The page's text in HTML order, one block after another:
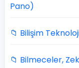
Pano)
📁 Bilişim
📁 Bilmeceler,